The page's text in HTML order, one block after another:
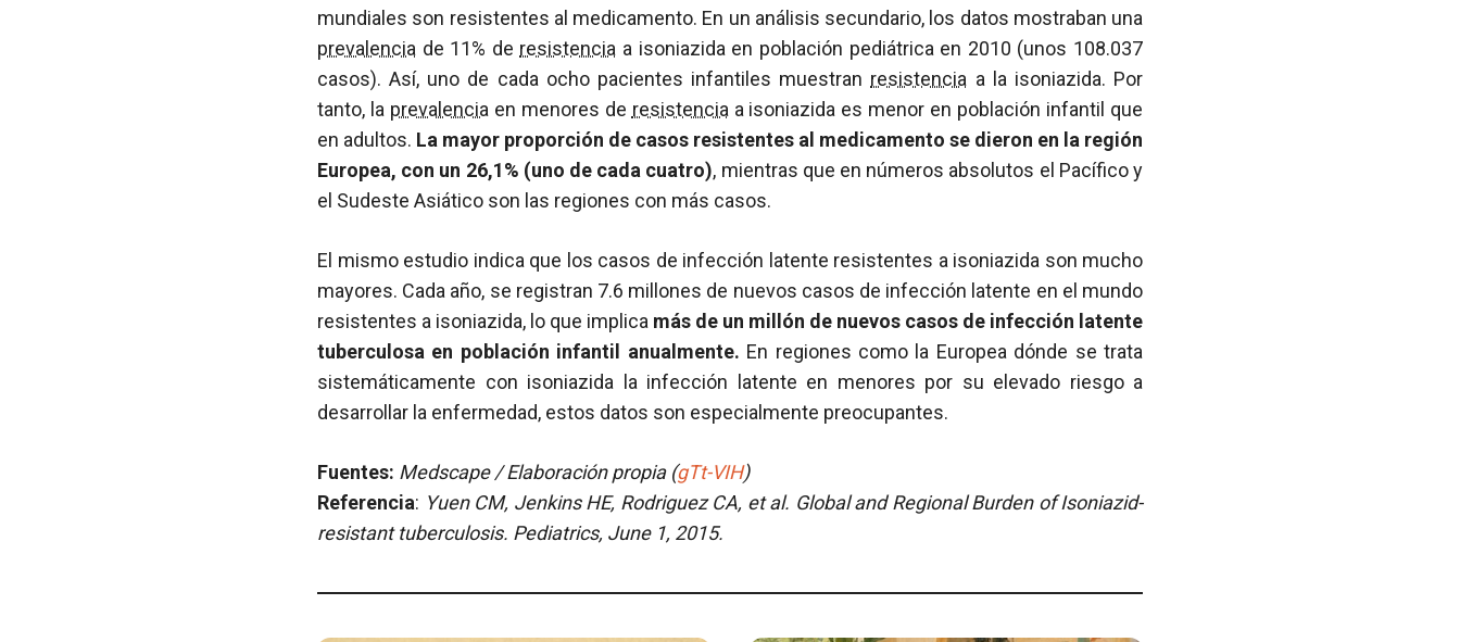
mundiales son resistentes al medicamento. En un análisis secundario, los datos mostraban una
prevalencia de 11% de resistencia a isoniazida en población pediátrica en 2010 (unos 108.037
casos). Así, uno de cada ocho pacientes infantiles muestran resistencia a la isoniazida. Por
tanto, la prevalencia en menores de resistencia a isoniazida es menor en población infantil que
en adultos. La mayor proporción de casos resistentes al medicamento se dieron en la región
Europea, con un 26,1% (uno de cada cuatro), mientras que en números absolutos el Pacífico y
el Sudeste Asiático son las regiones con más casos.
El mismo estudio indica que los casos de infección latente resistentes a isoniazida son mucho
mayores. Cada año, se registran 7.6 millones de nuevos casos de infección latente en el mundo
resistentes a isoniazida, lo que implica más de un millón de nuevos casos de infección latente
tuberculosa en población infantil anualmente. En regiones como la Europea dónde se trata
sistemáticamente con isoniazida la infección latente en menores por su elevado riesgo a
desarrollar la enfermedad, estos datos son especialmente preocupantes.
Fuentes: Medscape / Elaboración propia (gTt-VIH)
Referencia: Yuen CM, Jenkins HE, Rodriguez CA, et al. Global and Regional Burden of Isoniazid-
resistant tuberculosis. Pediatrics, June 1, 2015.